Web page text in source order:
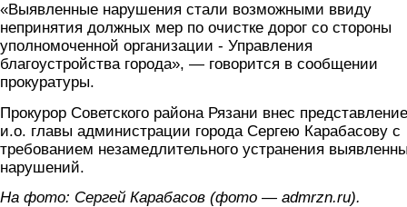
«Выявленные нарушения стали возможными ввиду
непринятия должных мер по очистке дорог со стороны
уполномоченной организации - Управления
благоустройства города», — говорится в сообщении
прокуратуры.
Прокурор Советского района Рязани внес представление
и.о. главы администрации города Сергею Карабасову с
требованием незамедлительного устранения
нарушений.
На фото: Сергей Карабасов (фото — admrzn.ru).